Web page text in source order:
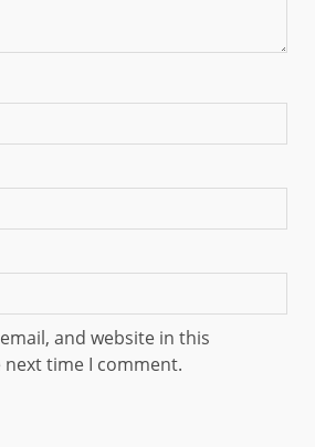
and website in this
time I comment.